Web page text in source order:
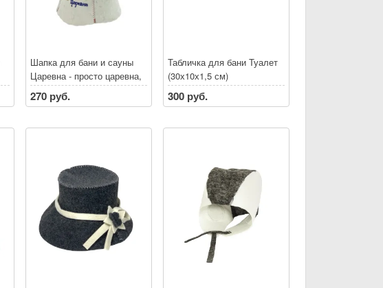
Шапка для бани и сауны
Царевна - просто царевна,
войлок
270 руб.
Табличка для бани Туалет
(30х10х1,5 см)
300 руб.